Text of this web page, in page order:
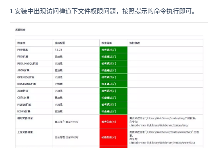
1.安装中出现访问禅道下文件权限问题，按照提示的命令执行即可。